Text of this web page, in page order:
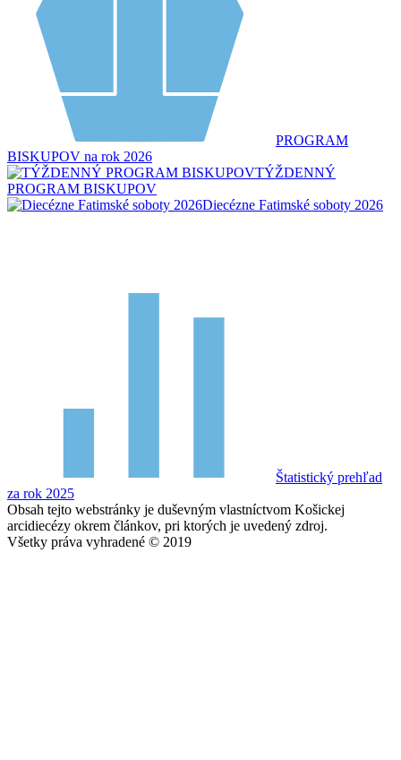
PROGRAM
BISKUPOV na rok 2026
TÝŽDENNÝ
PROGRAM BISKUPOV
Diecézne Fatimské soboty 2026
Štatistický prehľad
za rok 2025
Obsah tejto webstránky je duševným vlastníctvom Košickej
arcidiecézy okrem článkov, pri ktorých je uvedený zdroj.
Všetky práva vyhradené © 2019